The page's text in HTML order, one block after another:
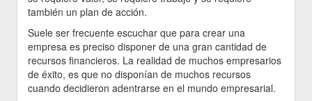
también un plan de acción.
Suele ser frecuente escuchar que para crear una
empresa es preciso disponer de una gran cantidad de
recursos financieros. La realidad de muchos empresarios
de éxito, es que no disponían de muchos recursos
cuando decidieron adentrarse en el mundo empresarial.